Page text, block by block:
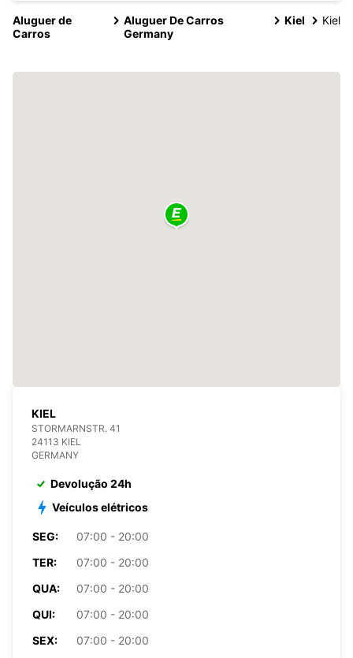
Aluguer de
Carros
Aluguer De Carros
Germany
Kiel Kiel
KIEL
STORMARNSTR. 41
24113 KIEL
GERMANY
Devolução 24h
Veículos elétricos
SEG:
07:00 - 20:00
TER:
07:00 - 20:00
QUA:
07:00 - 20:00
QUI:
07:00 - 20:00
SEX:
07:00 - 20:00